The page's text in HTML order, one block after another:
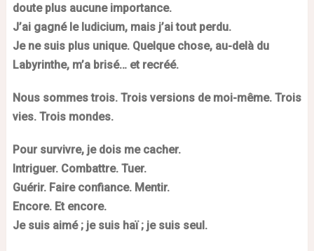
doute plus aucune importance.
J’ai gagné le Iudicium, mais j’ai tout perdu.
Je ne suis plus unique. Quelque chose, au-delà du
Labyrinthe, m’a brisé… et recréé.
Nous sommes trois. Trois versions de moi-même. Trois
vies. Trois mondes.
Pour survivre, je dois me cacher.
Intriguer. Combattre. Tuer.
Guérir. Faire confiance. Mentir.
Encore. Et encore.
Je suis aimé ; je suis haï ; je suis seul.